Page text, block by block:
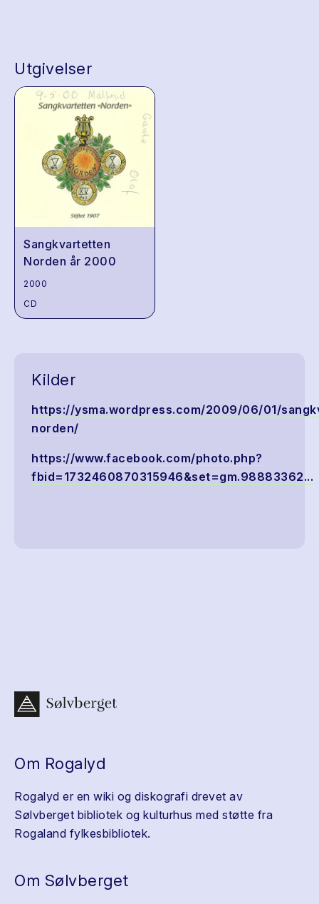
Utgivelser
Sangkvartetten
Norden år 2000
2000
CD
Kilder
https://ysma.wordpress.com/2009/06/01/
norden/
https://www.facebook.com/photo.php?
fbid=1732460870315946&set=gm.98883362...
Om Rogalyd
Rogalyd er en wiki og diskografi drevet av
Sølvberget bibliotek og kulturhus med støtte fra
Rogaland fylkesbibliotek.
Om Sølvberget